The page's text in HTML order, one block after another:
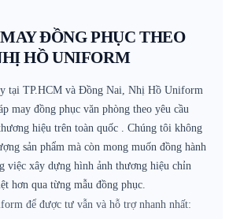
ĐỒNG PHỤC THEO
HỒ UNIFORM
tại TP.HCM và Đồng Nai, Nhị Hồ Uniform
may đồng phục văn phòng theo yêu cầu
hiệu trên toàn quốc . Chúng tôi không
sản phẩm mà còn mong muốn đồng hành
việc xây dựng hình ảnh thương hiệu chỉn
hơn qua từng mẫu đồng phục.
để được tư vẫn và hỗ trợ nhanh nhất: